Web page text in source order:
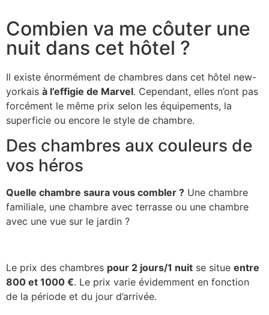
Combien va me côuter une
nuit dans cet hôtel ?
Il existe énormément de chambres dans cet hôtel new-
yorkais à l’effigie de Marvel. Cependant, elles n’ont pas
forcément le même prix selon les équipements, la
superficie ou encore le style de chambre.
Des chambres aux couleurs de
vos héros
Quelle chambre saura vous combler ? Une chambre
familiale, une chambre avec terrasse ou une chambre
avec une vue sur le jardin ?
Le prix des chambres pour 2 jours/1 nuit se situe entre
800 et 1000 €. Le prix varie évidemment en fonction
de la période et du jour d’arrivée.